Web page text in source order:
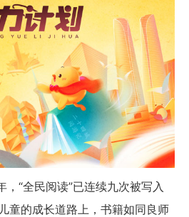
全民阅读”已连续九次被写入
童的成长道路上，书籍如同良师